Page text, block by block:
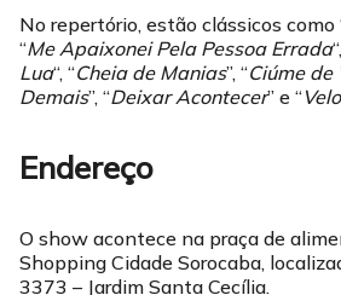
No repertório, estão clássicos como
“Me Apaixonei Pela Pessoa Errada
Lua“, “Cheia de Manias”, “Ciúme de
Demais”, “Deixar Acontecer” e “
Endereço
O show acontece na praça de
Shopping Cidade Sorocaba,
3373 – Jardim Santa Cecília.